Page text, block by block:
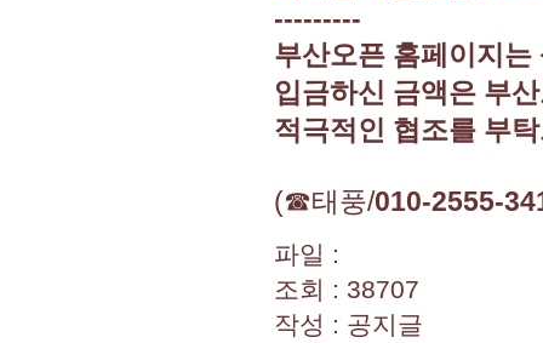
---------
부산오픈 홈페이지
입금하신 금액은 부
적극적인 협조를 부
(☎태풍/010-2555-
파일 :
조회 : 38707
작성 : 공지글